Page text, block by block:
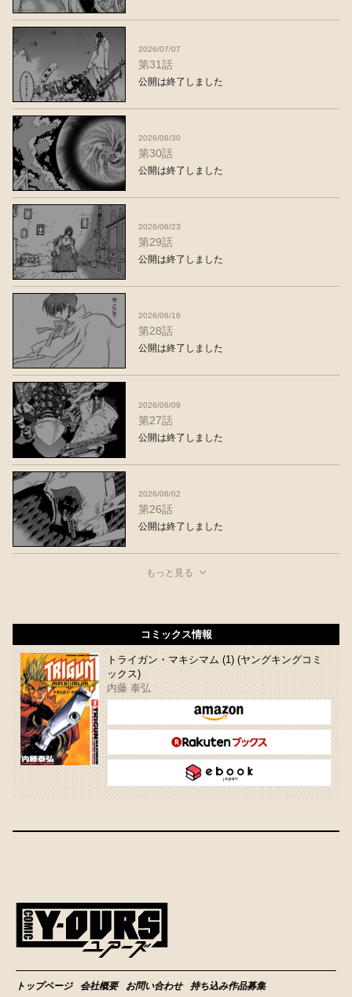
2026/07/07
第31話
公開は終了しました
2026/06/30
第30話
公開は終了しました
2026/06/23
第29話
公開は終了しました
2026/06/16
第28話
公開は終了しました
2026/06/09
第27話
公開は終了しました
2026/06/02
第26話
公開は終了しました
もっと見る
コミックス情報
トライガン・マキシマム (1) (ヤングキングコミ
ックス)
内藤 泰弘
トップページ 会社概要 お問い合わせ 持ち込み作品募集